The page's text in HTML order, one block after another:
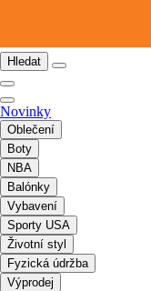
Hledat
Novinky
Oblečení
Boty
NBA
Balónky
Vybavení
Sporty USA
Životní styl
Fyzická údržba
Výprodej